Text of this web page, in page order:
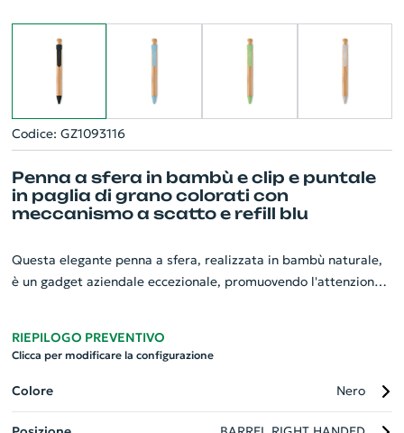
Codice: GZ1093116
Penna a sfera in bambù e clip e puntale
in paglia di grano colorati con
meccanismo a scatto e refill blu
Questa elegante penna a sfera, realizzata in bambù naturale,
è un gadget aziendale eccezionale, promuovendo l'attenzione
colore e originalità. Funziona con un comodo meccanismo a
fluida e duratura. Un'alternativa raffinata e ecologica, perfetta
per distinguere la tua azienda con stile responsabile.
RIEPILOGO PREVENTIVO
Clicca per modificare la configurazione
Colore Nero